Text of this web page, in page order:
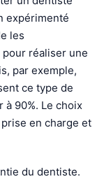
expérimenté
les
réaliser une
par exemple,
ce type de
90%. Le choix
en charge et
du dentiste.